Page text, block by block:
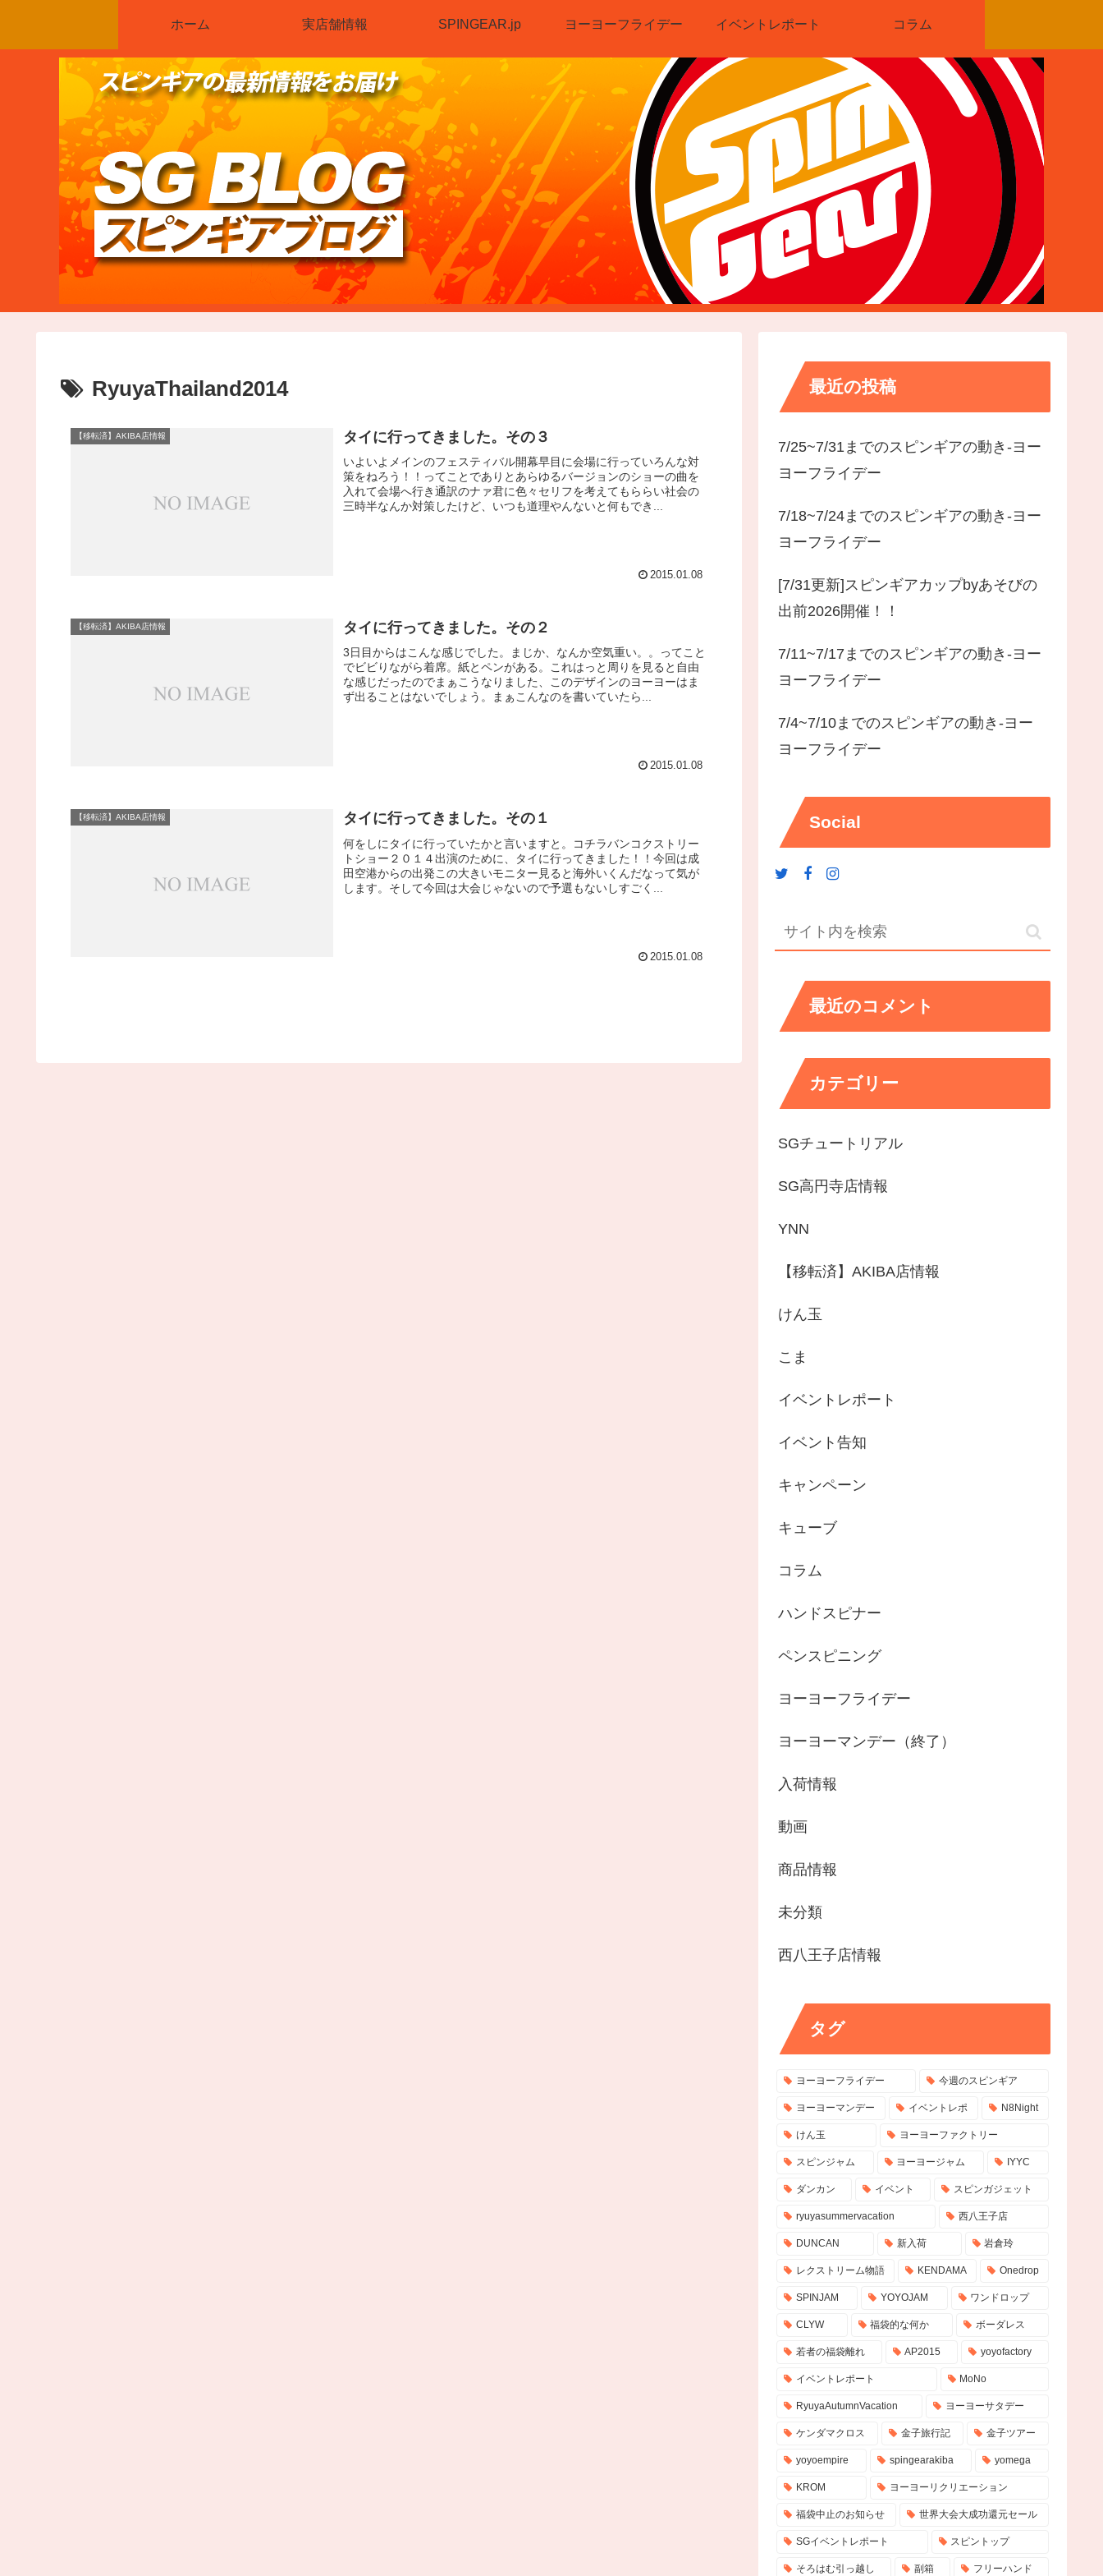
ホーム 実店舗情報 SPINGEAR.jp ヨーヨーフライデー イベントレポート コラム
RyuyaThailand2014
【移転済】AKIBA店情報 タイに行ってきました。その３
いよいよメインのフェスティバル開幕早目に会場に行っていろんな対
策をねろう！！ってことでありとあらゆるバージョンのショーの曲を
入れて会場へ行き通訳のナァ君に色々セリフを考えてもららい社会の
三時半なんか対策したけど、いつも道理やんないと何もでき...
2015.01.08
【移転済】AKIBA店情報 タイに行ってきました。その２
3日目からはこんな感じでした。まじか、なんか空気重い。。ってこと
でビビりながら着席。紙とペンがある。これはっと周りを見ると自由
な感じだったのでまぁこうなりました、このデザインのヨーヨーはま
ず出ることはないでしょう。まぁこんなのを書いていたら...
2015.01.08
【移転済】AKIBA店情報 タイに行ってきました。その１
何をしにタイに行っていたかと言いますと。コチラバンコクストリー
トショー２０１４出演のために、タイに行ってきました！！今回は成
田空港からの出発この大きいモニター見ると海外いくんだなって気が
します。そして今回は大会じゃないので予選もないしすごく...
2015.01.08
最近の投稿
7/25~7/31までのスピンギアの動き-ヨー
ヨーフライデー
7/18~7/24までのスピンギアの動き-ヨー
ヨーフライデー
[7/31更新]スピンギアカップbyあそびの
出前2026開催！！
7/11~7/17までのスピンギアの動き-ヨー
ヨーフライデー
7/4~7/10までのスピンギアの動き-ヨー
ヨーフライデー
Social
最近のコメント
カテゴリー
SGチュートリアル
SG高円寺店情報
YNN
【移転済】AKIBA店情報
けん玉
こま
イベントレポート
イベント告知
キャンペーン
キューブ
コラム
ハンドスピナー
ペンスピニング
ヨーヨーフライデー
ヨーヨーマンデー（終了）
入荷情報
動画
商品情報
未分類
西八王子店情報
タグ
ヨーヨーフライデー 今週のスピンギア
ヨーヨーマンデー イベントレポ N8Night
けん玉 ヨーヨーファクトリー
スピンジャム ヨーヨージャム IYYC
ダンカン イベント スピンガジェット
ryuyasummervacation 西八王子店
DUNCAN 新入荷 岩倉玲
レクストリーム物語 KENDAMA Onedrop
SPINJAM YOYOJAM ワンドロップ
CLYW 福袋的な何か ボーダレス
若者の福袋離れ AP2015 yoyofactory
イベントレポート MoNo
RyuyaAutumnVacation ヨーヨーサタデー
ケンダマクロス 金子旅行記 金子ツアー
yoyoempire spingearakiba yomega
KROM ヨーヨーリクリエーション
福袋中止のお知らせ 世界大会大成功還元セール
SGイベントレポート スピントップ
そろはむ引っ越し 副箱 フリーハンド